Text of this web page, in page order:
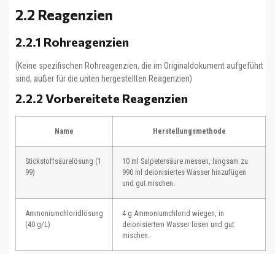
2.2 Reagenzien
2.2.1 Rohreagenzien
(Keine spezifischen Rohreagenzien, die im Originaldokument aufgeführt
sind, außer für die unten hergestellten Reagenzien)
2.2.2 Vorbereitete Reagenzien
Name Herstellungsmethode
Stickstoffsäurelösung (1
99)
10 ml Salpetersäure messen, langsam zu
990 ml deionisiertes Wasser hinzufügen
und gut mischen.
Ammoniumchloridlösung
(40 g/L)
4 g Ammoniumchlorid wiegen, in
deionisiertem Wasser lösen und gut
mischen.